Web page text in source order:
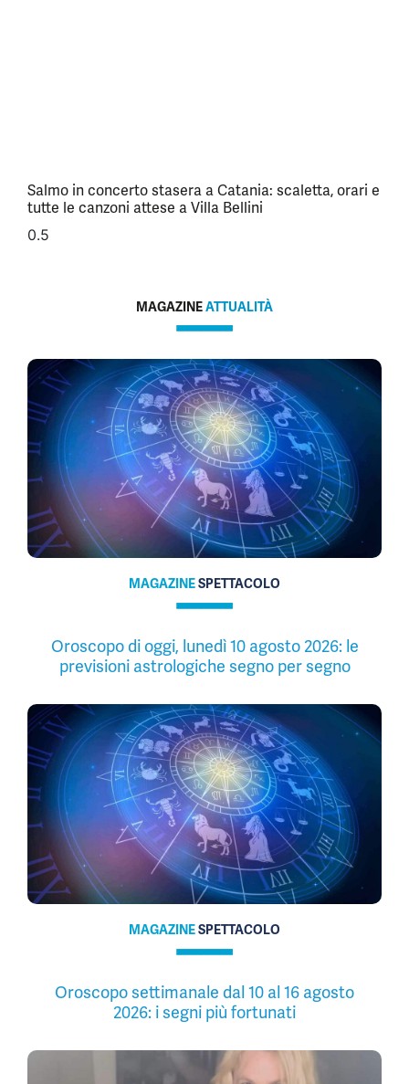
Salmo in concerto stasera a Catania: scaletta, orari e
tutte le canzoni attese a Villa Bellini
MAGAZINEATTUALITÀ
MAGAZINESPETTACOLO
Oroscopo di oggi, lunedì 10 agosto 2026: le
previsioni astrologiche segno per segno
MAGAZINESPETTACOLO
Oroscopo settimanale dal 10 al 16 agosto
2026: i segni più fortunati